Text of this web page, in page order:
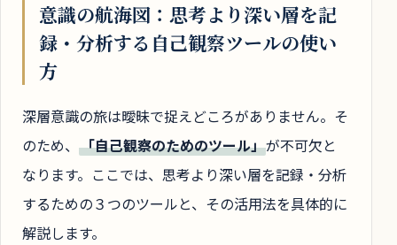
意識の航海図：思考より深い層を記
録・分析する自己観察ツールの使い
方
深層意識の旅は曖昧で捉えどころがありません。そ
のため、 「自己観察のためのツール」が不可欠と
なります。ここでは、思考より深い層を記録・分析
するための３つのツールと、その活用法を具体的に
解説します。